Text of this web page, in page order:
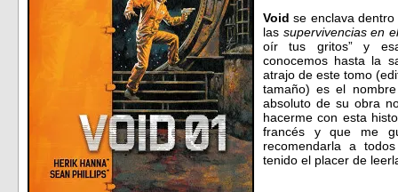
Void se enclava
las supervivencias en
oír tus gritos” y
conocemos hasta la
atrajo de este tomo
tamaño) es el
absoluto de su obra
hacerme con esta
francés y que me
recomendarla a
tenido el placer de